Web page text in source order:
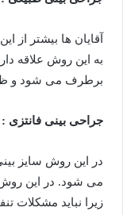
آقایان ها بیشتر از
به این روش علاقه
برطرف می شود و
جراحی بینی فانتزی :
در این روش سایز
می شود. در این روش
زیرا نباید مشکلات